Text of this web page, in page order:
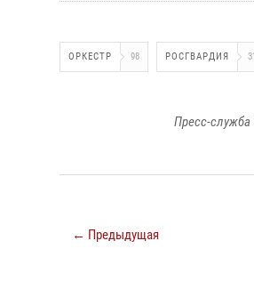
ОРКЕСТР 98 РОСГВАРДИЯ
Пресс-служба
← Предыдущая